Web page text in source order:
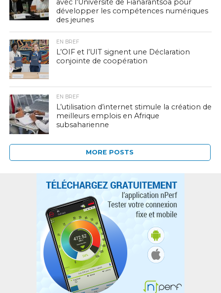
avec l’Université de Fianarantsoa pour
développer les compétences numériques
des jeunes
EN BREF
L’OIF et l’UIT signent une Déclaration
conjointe de coopération
EN BREF
L’utilisation d’internet stimule la création de
meilleurs emplois en Afrique
subsaharienne
MORE POSTS